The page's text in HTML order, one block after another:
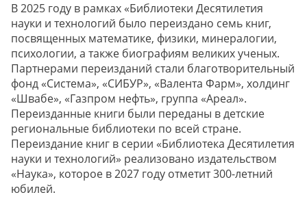
В 2025 году в рамках «Библиотеки Десятилетия
науки и технологий было переиздано семь книг,
посвященных математике, физики, минералогии,
психологии, а также биографиям великих ученых.
Партнерами переизданий стали благотворительный
фонд «Система», «СИБУР», «Валента Фарм», холдинг
«Швабе», «Газпром нефть», группа «Ареал».
Переизданные книги были переданы в детские
региональные библиотеки по всей стране.
Переиздание книг в серии «Библиотека Десятилетия
науки и технологий» реализовано издательством
«Наука», которое в 2027 году отметит 300-летний
юбилей.